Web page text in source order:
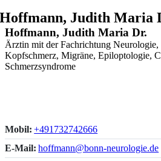
Hoffmann, Judith Maria
Hoffmann, Judith Maria Dr.
Ärztin mit der Fachrichtung
Kopfschmerz, Migräne, Epiloptologie,
Schmerzsyndrome
Mobil: +491732742666
E-Mail: hoffmann@bonn-neurologie.de